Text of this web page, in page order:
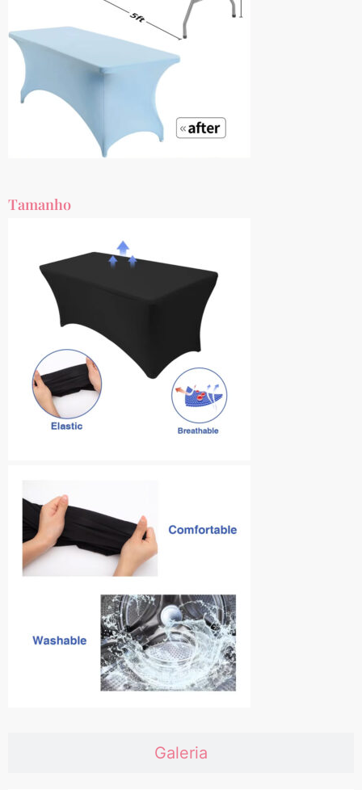
Galeria
Tamanho